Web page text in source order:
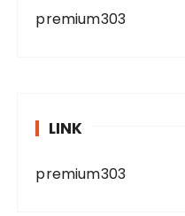
premium303
LINK
premium303